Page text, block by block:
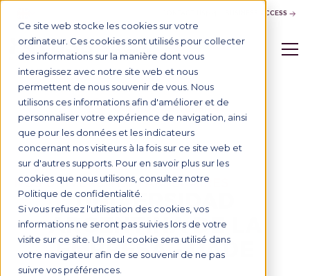
Ce site web stocke les cookies sur votre
ordinateur. Ces cookies sont utilisés pour collecter
des informations sur la manière dont vous
interagissez avec notre site web et nous
permettent de nous souvenir de vous. Nous
utilisons ces informations afin d'améliorer et de
personnaliser votre expérience de navigation, ainsi
que pour les données et les indicateurs
concernant nos visiteurs à la fois sur ce site web et
sur d'autres supports. Pour en savoir plus sur les
cookies que nous utilisons, consultez notre
Politique de confidentialité.
Si vous refusez l'utilisation des cookies, vos
informations ne seront pas suivies lors de votre
visite sur ce site. Un seul cookie sera utilisé dans
votre navigateur afin de se souvenir de ne pas
suivre vos préférences.
BUSINESS ACCESS
Tous nos partenaires
NOS UNIVERSITÉS PARTENAIRES
UNIVERSIDAD
ARGENTINA DE LA
EMPRESA - UADE